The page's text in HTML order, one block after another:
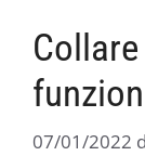
07/01/2022